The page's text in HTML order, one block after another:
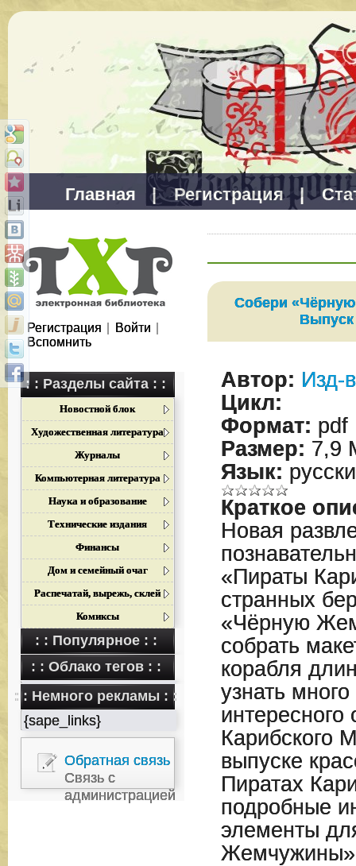
Главная | Регистрация |
Регистрация Войти
Вспомнить
: : Разделы сайта : :
Новостной блок
Художественная литература
Журналы
Компьютерная литература
Наука и образование
Технические издания
Финансы
Дом и семейный очаг
Распечатай, вырежь, склей
Комиксы
: : Популярное : :
: : Облако тегов : :
: : Немного рекламы : :
{sape_links}
Обратная связь
Связь с
администрацией
Собери
Автор: Изд-
Цикл:
Формат: pdf
Размер: 7,9
Язык:
Краткое
Новая
«Пираты
странных
«Чёрную
собрать
корабля
узнать
интересного
Карибского
выпуске
Пиратах
подробные
элементы